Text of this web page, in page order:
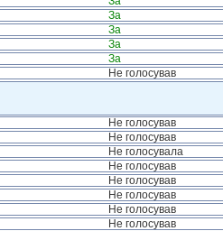
За
За
За
За
Не голосував
Не голосував
Не голосував
Не голосувала
Не голосував
Не голосував
Не голосував
Не голосував
Не голосував